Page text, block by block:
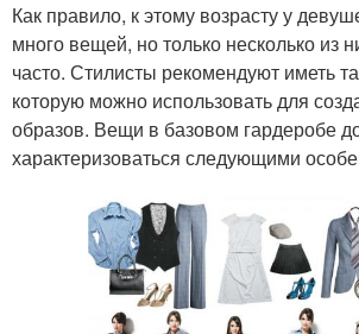
Как правило, к этому возрасту у
много вещей, но только несколько из
часто. Стилисты рекомендуют иметь
которую можно использовать для
образов. Вещи в базовом гардеробе
характеризоваться следующими